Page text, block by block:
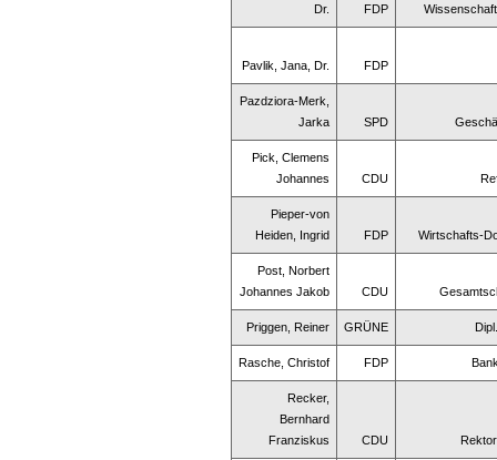
Dr.
FDP
Pavlik, Jana, Dr. FDP
Pazdziora-Merk,
Jarka
SPD
Pick, Clemens
Johannes
CDU
Pieper-von
Heiden, Ingrid
FDP Wirtschafts-
Post, Norbert
Johannes Jakob
CDU
Priggen, Reiner GRÜNE
Rasche, Christof FDP
Recker,
Bernhard
Franziskus
CDU